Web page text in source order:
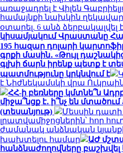
առաջադրել է Վիլեն
համայնքի նախկին
օտարել. 6 անձ ձերբակալվել է
կիսամյակում Վրաստանը
195 հազար դոլարի կարտոֆիլ
գրքի մասին․ «Թույլ
գլխի ճարն իրենք պետք է
պատմությունը կրկնվում է
է Նիժնեկամսկի վրա
ՀՀ-ի բեռները կմտնե՞ն
միջա՞նցք է․ ի՞նչ են
(տեսանյութ)
Մեսսին դատի
լրատվամիջոցներին՝ հոր
ժամանակ անձնական
խախտելու համար
ԱԺ
հանձնաժողովները բաշխվել